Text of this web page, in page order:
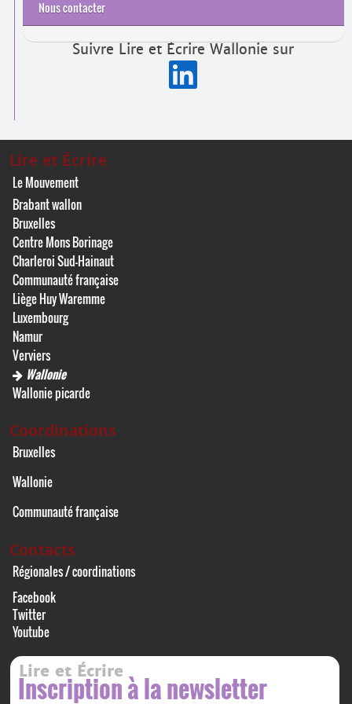
Recherches et études
Rapports d’activité
Nous contacter
Suivre Lire et Écrire Wallonie sur
Lire et Écrire
Le Mouvement
Brabant wallon
Bruxelles
Centre Mons Borinage
Charleroi Sud-Hainaut
Communauté française
Liège Huy Waremme
Luxembourg
Namur
Verviers
Wallonie
Wallonie picarde
Coordinations
Bruxelles
Wallonie
Communauté française
Contacts
Régionales / coordinations
Facebook
Twitter
Youtube
Lire et Écrire
Inscription à la newsletter